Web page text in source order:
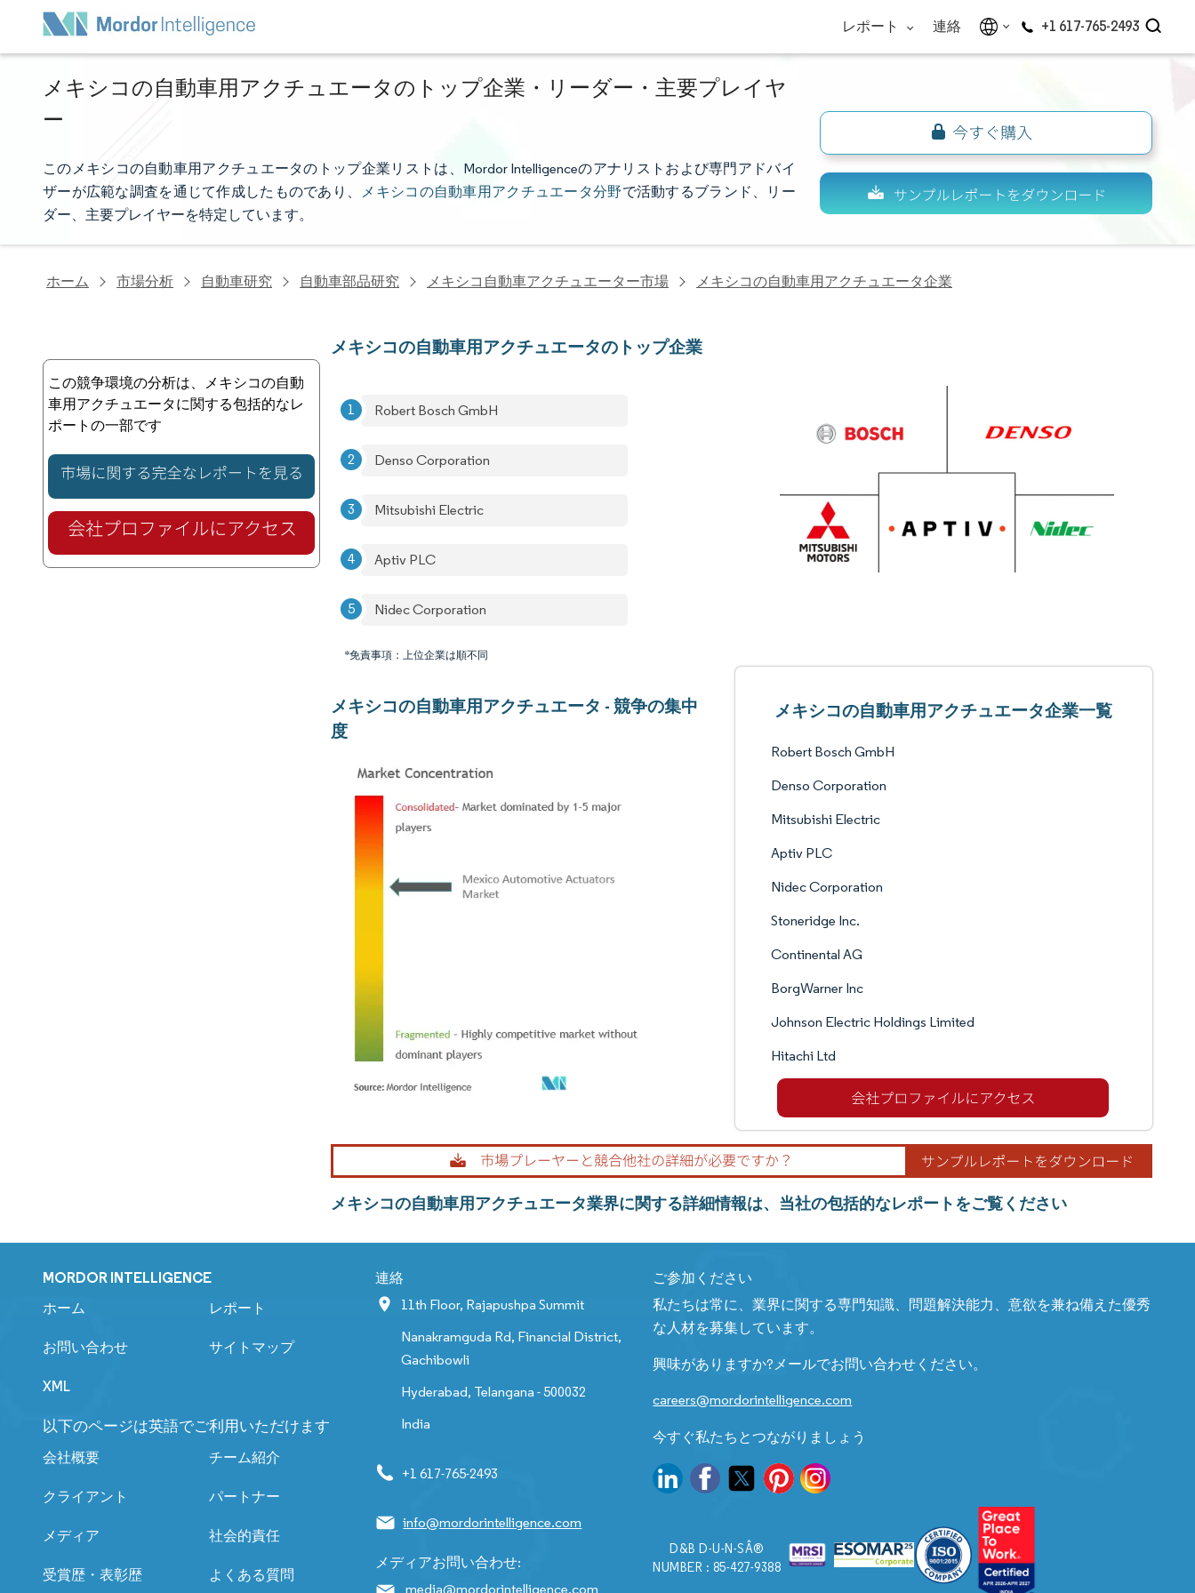
レポート 連絡 +1 617-765-2493
メキシコの自動車用アクチュエータのトップ企業・リーダー・主要プレイヤ
ー
このメキシコの自動車用アクチュエータのトップ企業リストは、Mordor Intelligenceのアナリストおよび専門アドバイ
ザーが広範な調査を通じて作成したものであり、 メキシコの自動車用アクチュエータ分野で活動するブランド、リー
ダー、主要プレイヤーを特定しています。
ホーム 市場分析 自動車研究 自動車部品研究 メキシコ自動車アクチュエーター市場 メキシコの自動車用アクチュエータ企業
この競争環境の分析は、メキシコの自動
車用アクチュエータに関する包括的なレ
ポートの一部です
メキシコの自動車用アクチュエータのトップ企業
Robert Bosch GmbH
Denso Corporation
Mitsubishi Electric
Aptiv PLC
Nidec Corporation
*免責事項：上位企業は順不同
メキシコの自動車用アクチュエータ - 競争の集中
度
メキシコの自動車用アクチュエータ企業一覧
Robert Bosch GmbH
Denso Corporation
Mitsubishi Electric
Aptiv PLC
Nidec Corporation
Stoneridge Inc.
Continental AG
BorgWarner Inc
Johnson Electric Holdings Limited
Hitachi Ltd
メキシコの自動車用アクチュエータ業界に関する詳細情報は、当社の包括的なレポートをご覧ください
MORDOR INTELLIGENCE
ホーム レポート
お問い合わせ サイトマップ
XML
以下のページは英語でご利用いただけます
会社概要 チーム紹介
クライアント パートナー
メディア 社会的責任
受賞歴・表彰歴 よくある質問
連絡
11th Floor, Rajapushpa Summit
Nanakramguda Rd, Financial District,
Gachibowli
Hyderabad, Telangana - 500032
India
+1 617-765-2493
info@mordorintelligence.com
メディアお問い合わせ:
media@mordorintelligence.com
ご参加ください
私たちは常に、業界に関する専門知識、問題解決能力、意欲を兼ね備えた優秀
な人材を募集しています。
興味がありますか?メールでお問い合わせください。
careers@mordorintelligence.com
今すぐ私たちとつながりましょう
D&B D-U-N-SÂ®
NUMBER : 85-427-9388